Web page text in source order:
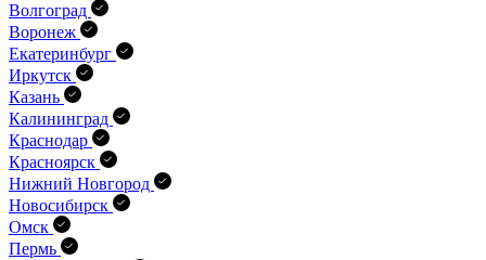
Волгоград
Воронеж
Екатеринбург
Иркутск
Казань
Калининград
Краснодар
Красноярск
Нижний Новгород
Новосибирск
Омск
Пермь